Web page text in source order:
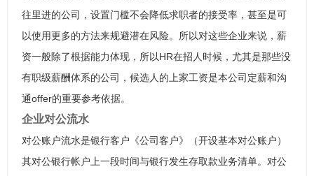
往里进的公司，设置门槛不会降低求职者的接受率，甚至是可
以使用更多的方法来规避潜在风险。所以对这些企业来说，薪
资一般除了根据能力体现，所以HR在招人时候，尤其是那些没
有职级薪酬体系的公司，候选人的上家工资是本公司定薪和沟
通offer的重要参考依据。
企业对公流水
对公账户流水是银行客户《公司客户》（开设基本对公账户）
其对公银行帐户上一段时间与银行发生存取款业务清单。对公